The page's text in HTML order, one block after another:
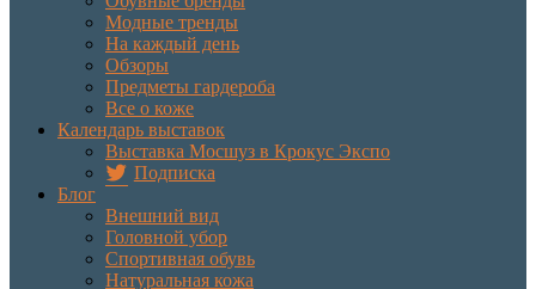
Модные тренды
На каждый день
Обзоры
Предметы гардероба
Все о коже
Календарь выставок
Выставка Мосшуз в Крокус Экспо
Подписка
Блог
Внешний вид
Головной убор
Спортивная обувь
Натуральная кожа